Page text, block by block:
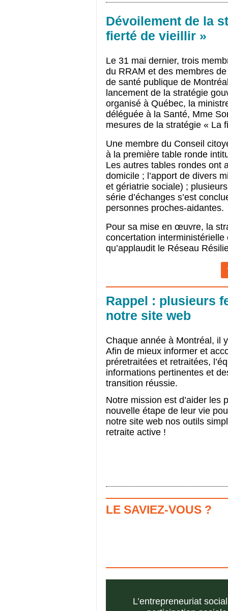
Dévoilement de la
fierté de vieillir »
Le 31 mai dernier, trois
du RRAM et des membres
de santé publique de
lancement de la stratégie
organisé à Québec, la
déléguée à la Santé, Mme
mesures de la stratégie « La
Une membre du Conseil
à la première table ronde
Les autres tables rondes ont
domicile ; l’apport de divers
et gériatrie sociale) ;
série d’échanges s’est
personnes proches-aidantes.
Pour sa mise en œuvre, la
concertation
qu’applaudit le Réseau
Rappel : plusieurs
notre site web
Chaque année à Montréal, il
Afin de mieux informer et
préretraitées et retraitées,
informations pertinentes et
transition réussie.
Notre mission est d’aider les
nouvelle étape de leur vie
notre site web nos outils
retraite active !
LE SAVIEZ-VOUS ?
L’entrepreneuriat